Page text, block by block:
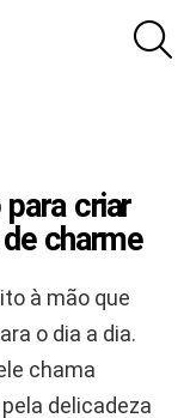
criar
charme
à mão que
o dia a dia.
chama
delicadeza